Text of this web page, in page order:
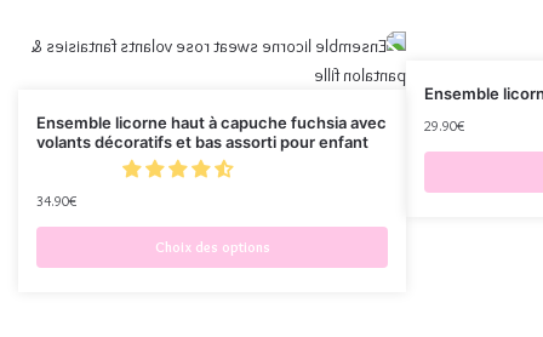
Ensemble licorne haut à capuche fuchsia avec
volants décoratifs et bas assorti pour enfant
34.90€
Choix des options
Ensemble
29.90€